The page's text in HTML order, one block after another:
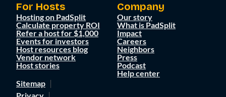
For Hosts
Hosting on PadSplit
Calculate property ROI
Refer a host for $1,000
Events for investors
Host resources blog
Vendor network
Host stories
Company
Our story
What is PadSplit
Impact
Careers
Neighbors
Press
Podcast
Help center
Sitemap